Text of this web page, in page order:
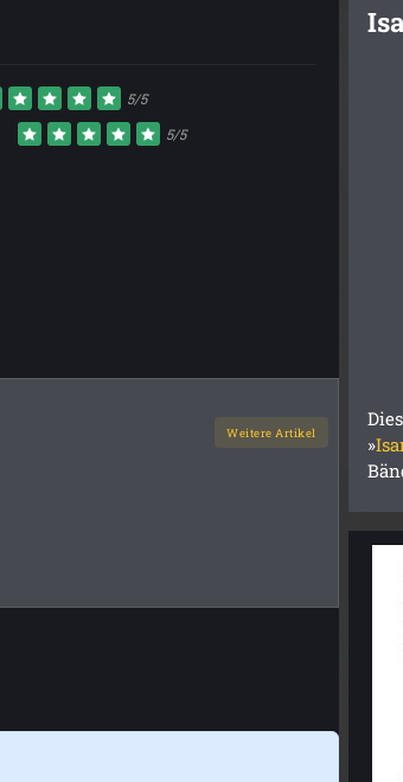
5/5
5/5
Weitere Artikel
»